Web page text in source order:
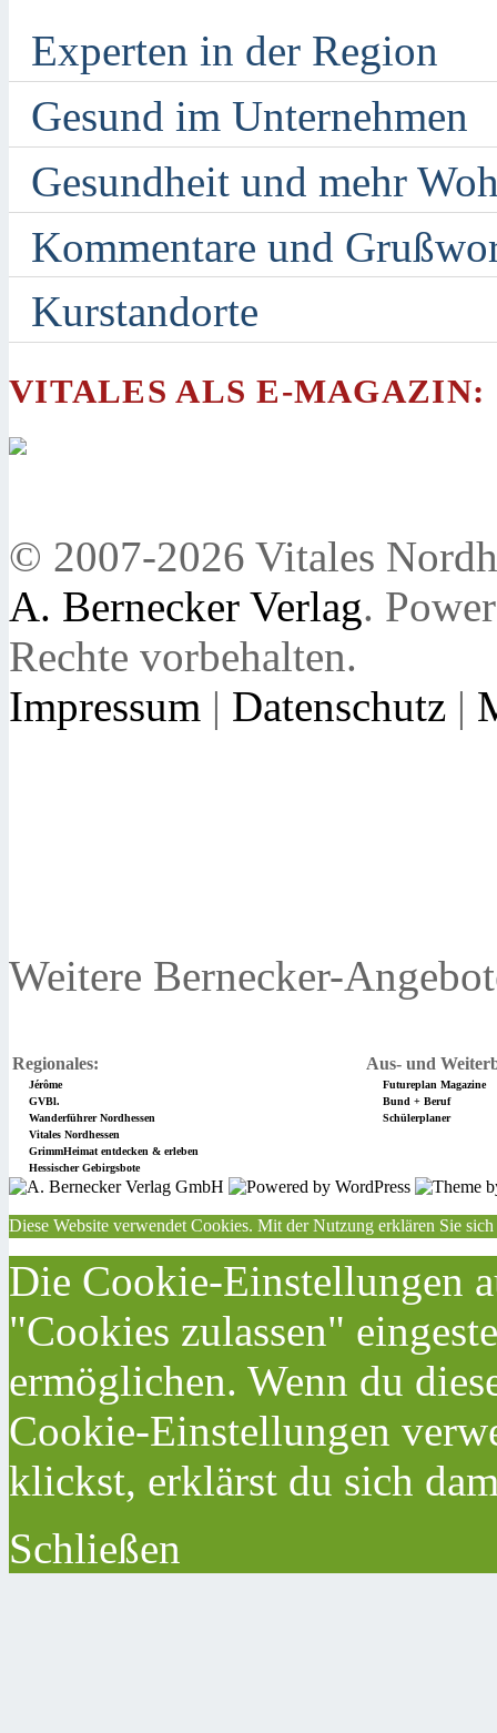
Experten in der Region
Gesund im Unternehmen
Gesundheit und mehr
Kommentare und
Kurstandorte
VITALES ALS E-MAGAZIN:
© 2007-2026 Vitales
A. Bernecker Verlag.
Rechte vorbehalten.
Impressum | Datenschutz |
Weitere Bernecker-
Regionales: Aus- und
Jérôme
Futureplan Magazine
GVBl.
Bund + Beruf
Wanderführer Nordhessen
Schülerplaner
Vitales Nordhessen
GrimmHeimat entdecken & erleben
Hessischer Gebirgsbote
Diese Website verwendet Cookies. Mit der Nutzung erklären Sie
Die Cookie-Einstellungen
"Cookies zulassen"
ermöglichen. Wenn du
Cookie-Einstellungen
klickst, erklärst du sich
Schließen